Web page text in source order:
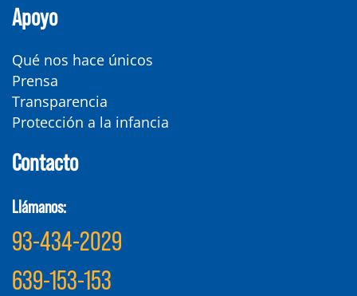
Apoyo
Qué nos hace únicos
Prensa
Transparencia
Protección a la infancia
Contacto
Llámanos:
93-434-2029
639-153-153